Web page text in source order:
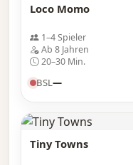
Loco Momo
1–4 Spieler
Ab 8 Jahren
20–30 Min.
BSL—
Tiny Towns